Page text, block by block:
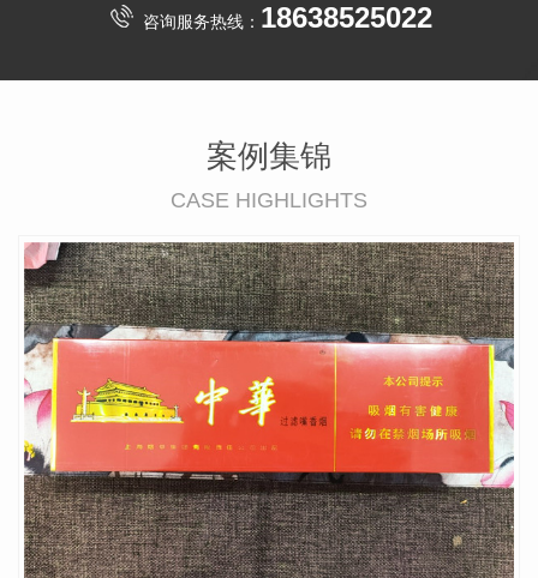
咨询服务热线： 18638525022
案例集锦
CASE HIGHLIGHTS